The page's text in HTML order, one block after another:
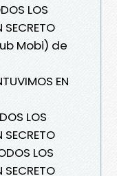
LOS
SECRETO
Mobi) de
EN
LOS
SECRETO
LOS
SECRETO